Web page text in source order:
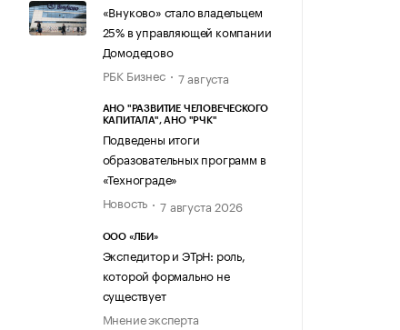
«Внуково» стало владельцем
25% в управляющей компании
Домодедово
РБК Бизнес
7 августа
АНО "РАЗВИТИЕ ЧЕЛОВЕЧЕСКОГО
КАПИТАЛА", АНО "РЧК"
Подведены итоги
образовательных программ в
«Технограде»
Новость
7 августа 2026
ООО «ЛБИ»
Экспедитор и ЭТрН: роль,
которой формально не
существует
Мнение эксперта